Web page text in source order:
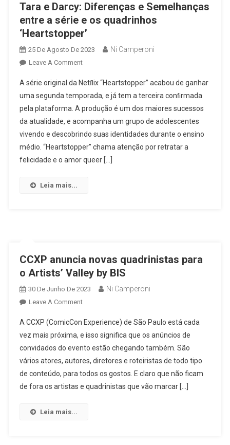
Tara e Darcy: Diferenças e Semelhanças
entre a série e os quadrinhos
‘Heartstopper’
25 De Agosto De 2023 Ni Camperoni
Leave A CommentOn
E
Darcy:
Diferenças
E
Semelhanças
Entre
A
A série original da Netﬂix “Heartstopper” acabou de ganhar
uma segunda temporada, e já tem a terceira conﬁrmada
pela plataforma. A produção é um dos maiores sucessos
da atualidade, e acompanha um grupo de adolescentes
vivendo e descobrindo suas identidades durante o ensino
médio. “Heartstopper” chama atenção por retratar a
felicidade e o amor queer […]
Leia mais...
CCXP anuncia novas quadrinistas para
o Artists’ Valley by BIS
30 De Junho De 2023 Ni Camperoni
Leave A CommentOn
Anuncia
Novas
Quadrinistas
Para
O
Artists’
A CCXP (ComicCon Experience) de São Paulo está cada
vez mais próxima, e isso significa que os anúncios de
convidados do evento estão chegando também. São
vários atores, autores, diretores e roteiristas de todo tipo
de conteúdo, para todos os gostos. E claro que não ficam
de fora os artistas e quadrinistas que vão marcar […]
Leia mais...